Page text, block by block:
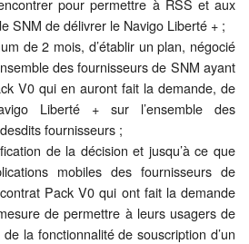
SNM de délivrer le Navigo Liberté + ;
de 2 mois, d’établir un plan, négocié
des fournisseurs de SNM ayant
V0 qui en auront fait la demande, de
Liberté + sur l’ensemble des
fournisseurs ;
de la décision et jusqu’à ce que
mobiles des fournisseurs de
Pack V0 qui ont fait la demande
de permettre à leurs usagers de
de la fonctionnalité de souscription d’un